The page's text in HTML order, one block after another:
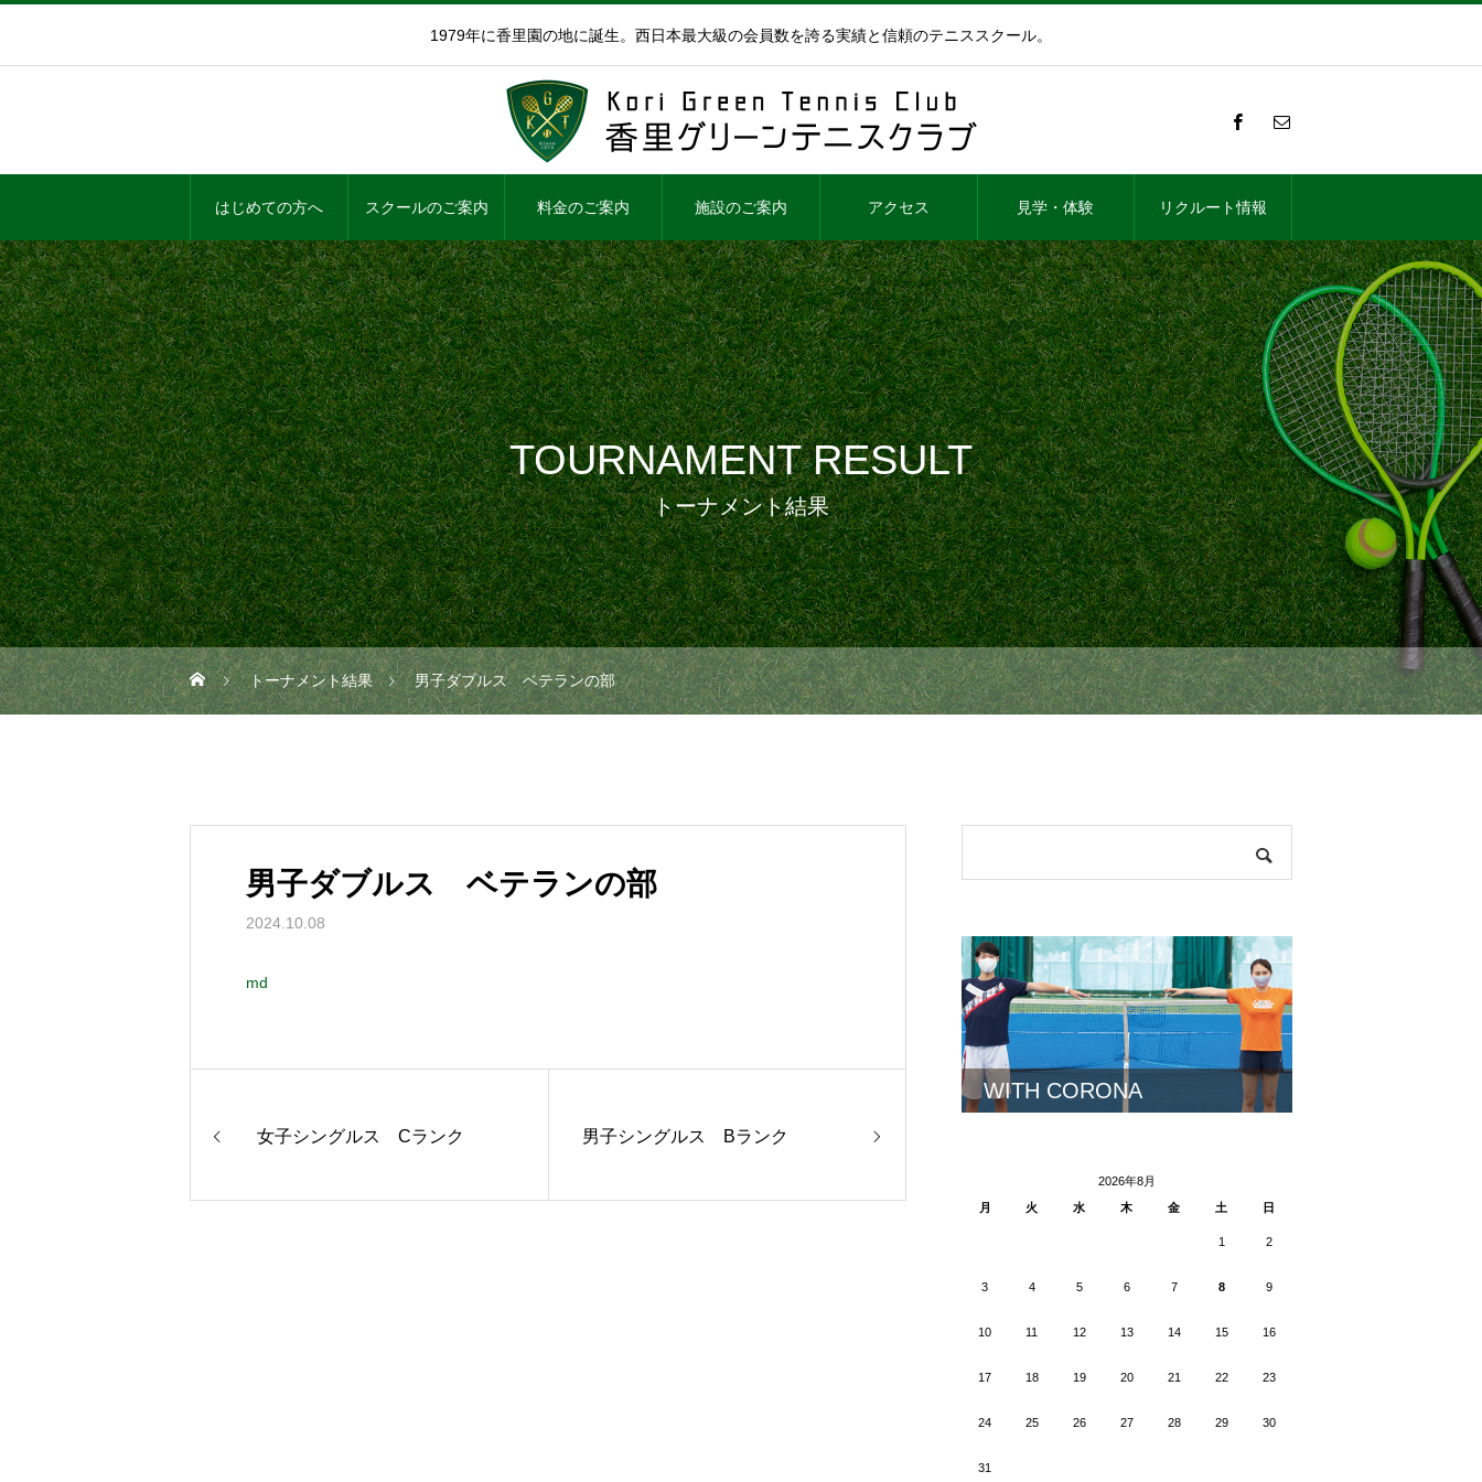
1979年に香里園の地に誕生。西日本最大級の会員数を誇る実績と信頼のテニススクール。
はじめての方へ スクールのご案内 料金のご案内 施設のご案内 アクセス 見学・体験 リクルート情報
TOURNAMENT RESULT
トーナメント結果
トーナメント結果 男子ダブルス ベテランの部
男子ダブルス ベテランの部
2024.10.08
md
女子シングルス Cランク 男子シングルス Bランク
WITH CORONA
2026年8月
月
火 水 木 金 土 日
1 2
3 4 5 6 7 8 9
10 11 12 13 14 15 16
17 18 19 20 21 22 23
24 25 26 27 28 29 30
31